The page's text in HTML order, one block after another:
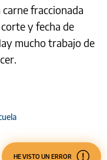
fraccionada
y fecha de
mucho trabajo de
HE VISTO UN ERROR